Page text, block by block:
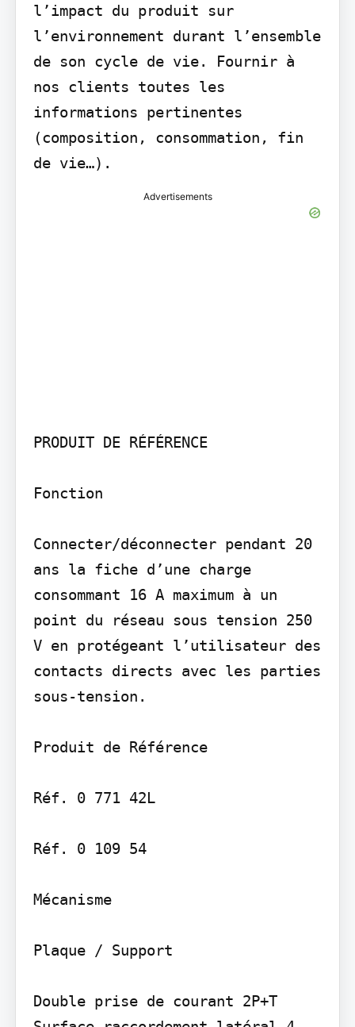
l’impact du produit sur
l’environnement durant l’ensemble
de son cycle de vie. Fournir à
nos clients toutes les
informations pertinentes
(composition, consommation, fin
de vie…).
Advertisements
PRODUIT DE RÉFÉRENCE
Fonction
Connecter/déconnecter pendant 20
ans la fiche d’une charge
consommant 16 A maximum à un
point du réseau sous tension 250
V en protégeant l’utilisateur des
contacts directs avec les parties
sous-tension.
Produit de Référence
Réf. 0 771 42L
Réf. 0 109 54
Mécanisme
Plaque / Support
Double prise de courant 2P+T